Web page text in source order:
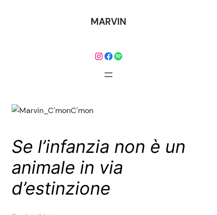
MARVIN
Instagram
Facebook
Spotify
Se l’infanzia non è un
animale in via
d’estinzione